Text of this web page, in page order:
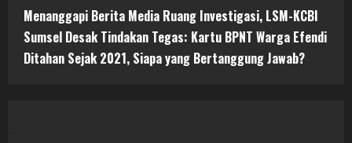
Menanggapi Berita Media Ruang Investigasi, LSM-KCBI
Sumsel Desak Tindakan Tegas: Kartu BPNT Warga Efendi
Ditahan Sejak 2021, Siapa yang Bertanggung Jawab?